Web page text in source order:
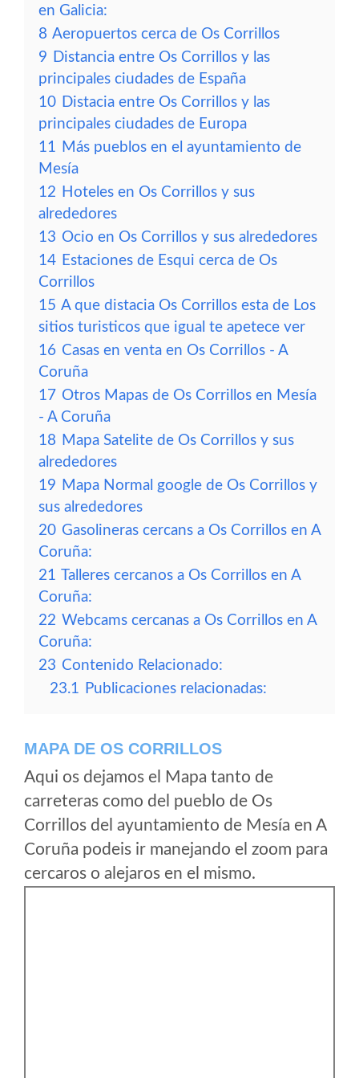
en Galicia:
8 Aeropuertos cerca de Os Corrillos
9 Distancia entre Os Corrillos y las
principales ciudades de España
10 Distacia entre Os Corrillos y las
principales ciudades de Europa
11 Más pueblos en el ayuntamiento de
Mesía
12 Hoteles en Os Corrillos y sus
alrededores
13 Ocio en Os Corrillos y sus alrededores
14 Estaciones de Esqui cerca de Os
Corrillos
15 A que distacia Os Corrillos esta de Los
sitios turisticos que igual te apetece ver
16 Casas en venta en Os Corrillos - A
Coruña
17 Otros Mapas de Os Corrillos en Mesía
- A Coruña
18 Mapa Satelite de Os Corrillos y sus
alrededores
19 Mapa Normal google de Os Corrillos y
sus alrededores
20 Gasolineras cercans a Os Corrillos en A
Coruña:
21 Talleres cercanos a Os Corrillos en A
Coruña:
22 Webcams cercanas a Os Corrillos en A
Coruña:
23 Contenido Relacionado:
23.1 Publicaciones relacionadas:
MAPA DE OS CORRILLOS
Aqui os dejamos el Mapa tanto de
carreteras como del pueblo de Os
Corrillos del ayuntamiento de Mesía en A
Coruña podeis ir manejando el zoom para
cercaros o alejaros en el mismo.